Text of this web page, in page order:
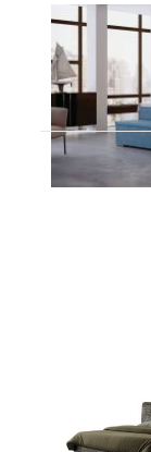
Postele
od 1.858,00€
€